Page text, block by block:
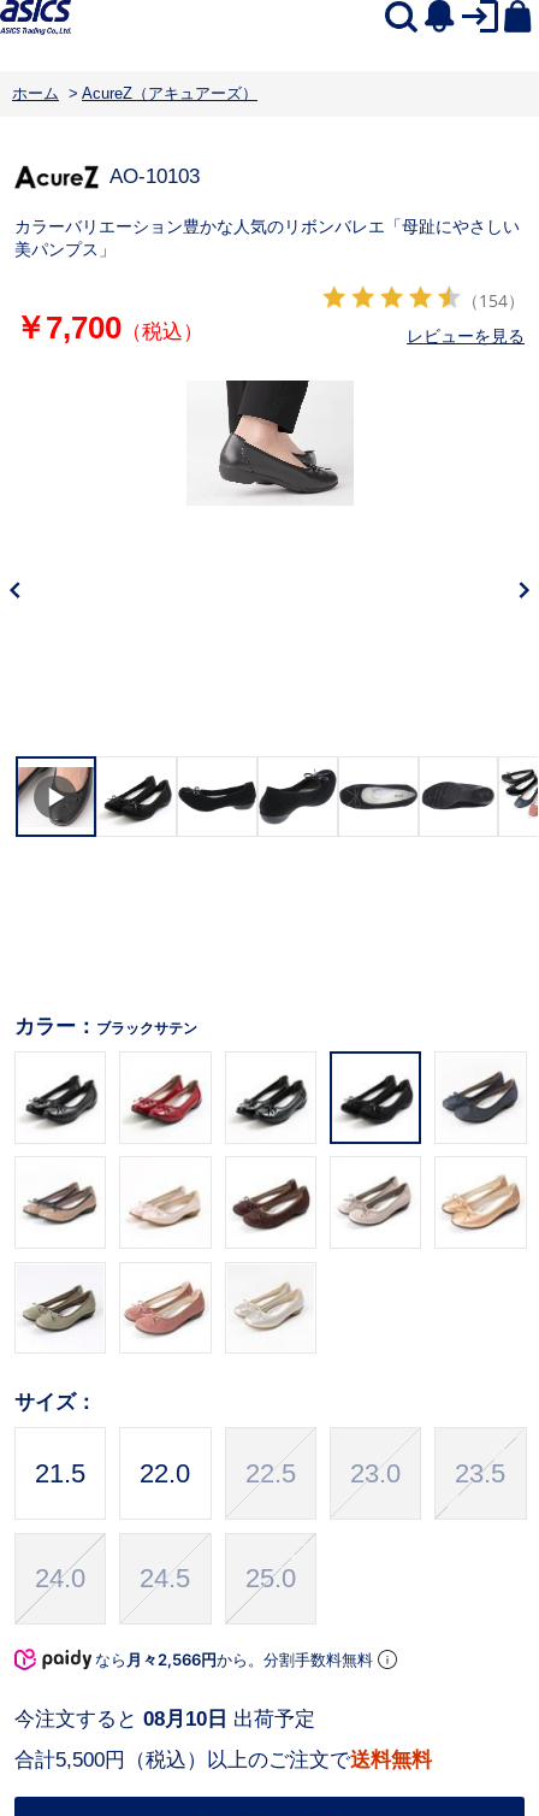
ホーム > AcureZ（アキュアーズ）
AO-10103
カラーバリエーション豊かな人気のリボンバレエ「母趾にやさしい
美パンプス」
￥7,700（税込）
（154）
レビューを見る
カラー： ブラックサテン
サイズ：
21.5 22.0 22.5 23.0 23.5
24.0 24.5 25.0
なら 月々2,566円から。分割手数料無料
合計5,500円（税込）以上のご注文で送料無料
今注文すると 08月10日 出荷予定